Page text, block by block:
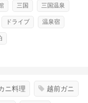
三国 三国温泉
ドライブ 温泉宿
ニ料理 越前ガニ